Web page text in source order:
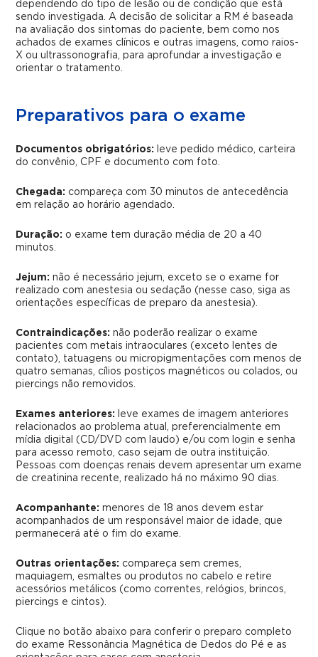
dependendo do tipo de lesão ou de condição que está
sendo investigada. A decisão de solicitar a RM é baseada
na avaliação dos sintomas do paciente, bem como nos
achados de exames clínicos e outras imagens, como raios-
X ou ultrassonografia, para aprofundar a investigação e
orientar o tratamento.
Preparativos para o exame
Documentos obrigatórios:
leve pedido médico, carteira
do convênio, CPF e documento com foto.
Chegada: compareça com 30 minutos de antecedência
em relação ao horário agendado.
Duração: o exame tem duração média de 20 a 40
minutos.
Jejum: não é necessário jejum, exceto se o exame for
realizado com anestesia ou sedação (nesse caso, siga as
orientações específicas de preparo da anestesia).
Contraindicações:não poderão realizar o exame
pacientes com metais intraoculares (exceto lentes de
contato), tatuagens ou micropigmentações com menos de
quatro semanas, cílios postiços magnéticos ou colados, ou
piercings não removidos.
Exames anteriores:
leve exames de imagem anteriores
relacionados ao problema atual, preferencialmente em
mídia digital (CD/DVD com laudo) e/ou com login e senha
para acesso remoto, caso sejam de outra instituição.
Pessoas com doenças renais devem apresentar um exame
de creatinina recente, realizado há no máximo 90 dias.
Acompanhante: menores de 18 anos devem estar
acompanhados de um responsável maior de idade, que
permanecerá até o fim do exame.
Outras orientações: compareça sem cremes,
maquiagem, esmaltes ou produtos no cabelo e retire
acessórios metálicos (como correntes, relógios, brincos,
piercings e cintos).
Clique no botão abaixo para conferir o preparo completo
do exame Ressonância Magnética de Dedos do Pé e as